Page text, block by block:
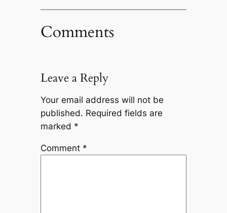
Comments
Leave a Reply
Your email address will not be
published. Required fields are
marked *
Comment *